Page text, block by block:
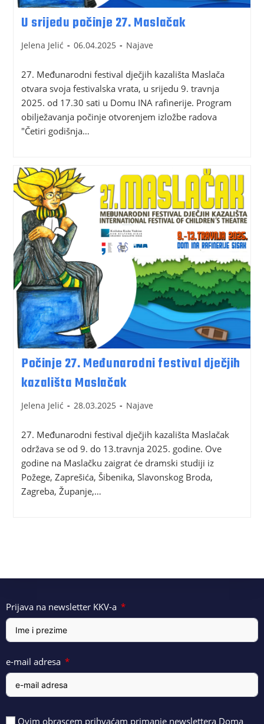
U srijedu počinje 27. Maslačak
Jelena Jelić 06.04.2025 Najave
27. Međunarodni festival dječjih kazališta Maslača
otvara svoja festivalska vrata, u srijedu 9. travnja
2025. od 17.30 sati u Domu INA rafinerije. Program
obilježavanja počinje otvorenjem izložbe radova
"Četiri godišnja…
Počinje 27. Međunarodni festival dječjih
kazališta Maslačak
Jelena Jelić 28.03.2025 Najave
27. Međunarodni festival dječjih kazališta Maslačak
održava se od 9. do 13.travnja 2025. godine. Ove
godine na Maslačku zaigrat će dramski studiji iz
Požege, Zaprešića, Šibenika, Slavonskog Broda,
Zagreba, Županje,…
Prijava na newsletter KKV-a
e-mail adresa
Ovim obrascem prihvaćam primanje newslettera Doma